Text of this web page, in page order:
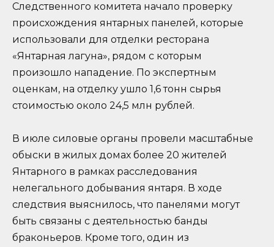
Следственного комитета начало проверку
происхождения янтарных панелей, которые
использовали для отделки ресторана
«Янтарная лагуна», рядом с которым
произошло нападение. По экспертным
оценкам, на отделку ушло 1,6 тонн сырья
стоимостью около 24,5 млн рублей.
В июле силовые органы провели масштабные
обыски в жилых домах более 20 жителей
Янтарного в рамках расследования
нелегального добывания янтаря. В ходе
следствия выяснилось, что панелями могут
быть связаны с деятельностью банды
браконьеров. Кроме того, один из